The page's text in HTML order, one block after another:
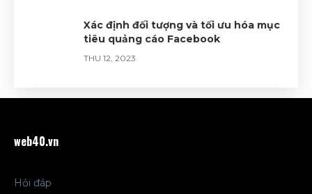
Xác định đối tượng và tối ưu hóa mục
tiêu quảng cáo Facebook
THU 12, 2023
web40.vn
Hỏi đáp